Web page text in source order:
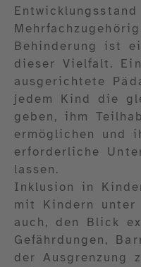
Behinderung ist
dieser Vielfalt.
ausgerichtete
jedem Kind die
geben, ihm
ermöglichen und
erforderliche
lassen.
Inklusion in
mit Kindern
auch, den Blick
Gefährdungen,
der Ausgrenzung